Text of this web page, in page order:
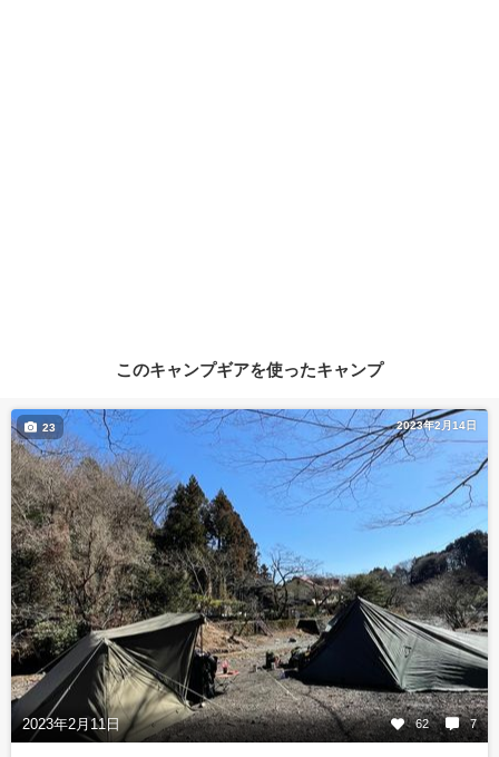
このキャンプギアを使ったキャンプ
2023年2月14日
2023年2月11日 62 7
23